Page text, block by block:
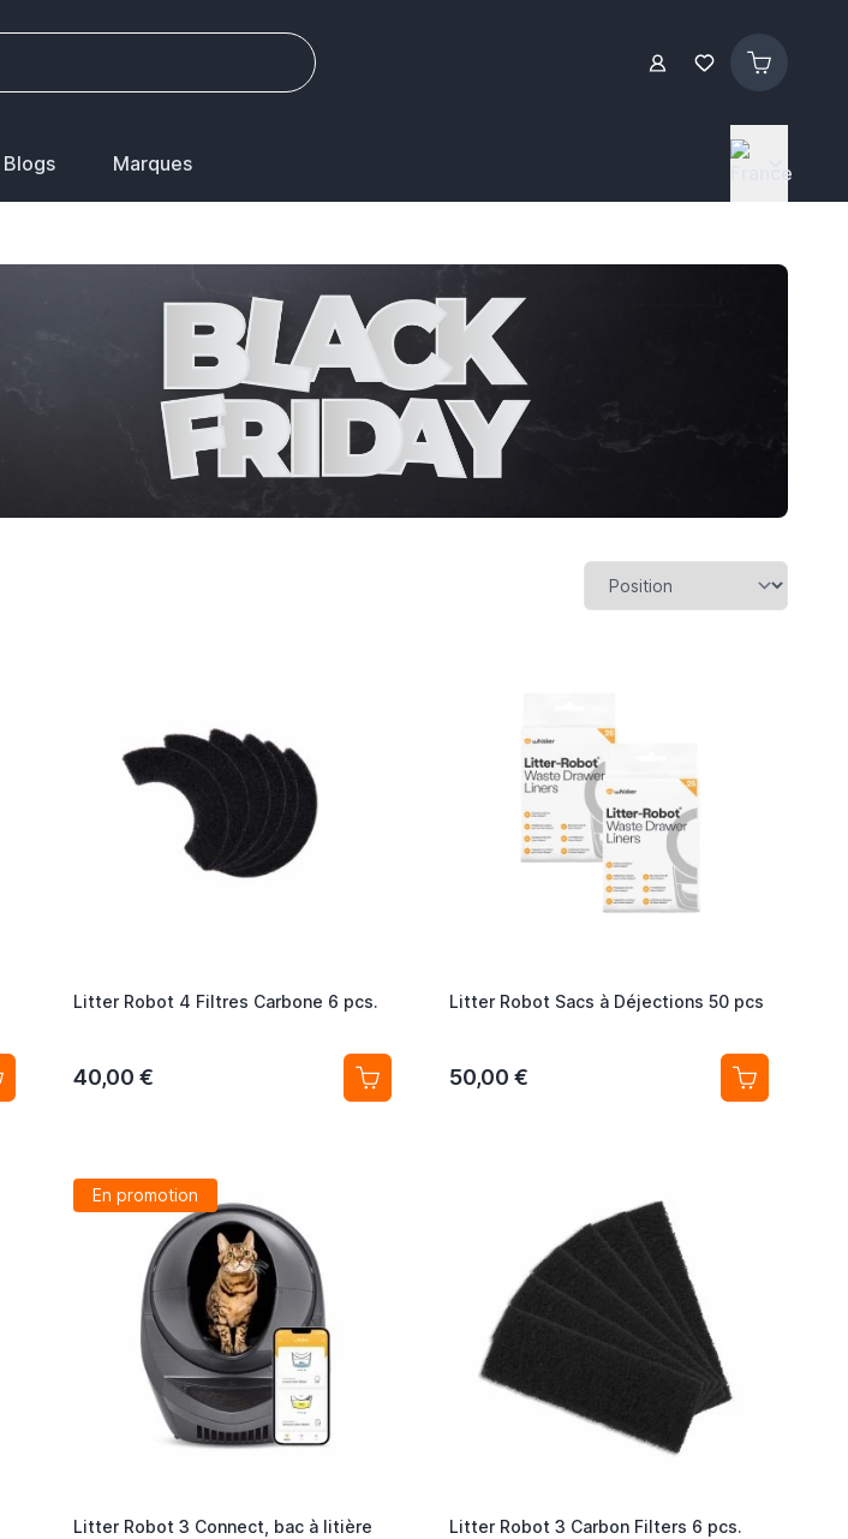
Blogs Marques
Litter Robot 4 Filtres Carbone 6 pcs.
40,00 €
Litter Robot Sacs à Déjections 50 pcs
50,00 €
En promotion
Litter Robot 3 Connect, bac à litière
Litter Robot 3 Carbon Filters 6 pcs.